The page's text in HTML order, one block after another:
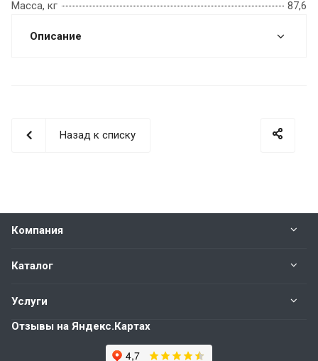
Масса, кг 87,6
Описание
Назад к списку
Компания
Каталог
Услуги
Отзывы на Яндекс.Картах